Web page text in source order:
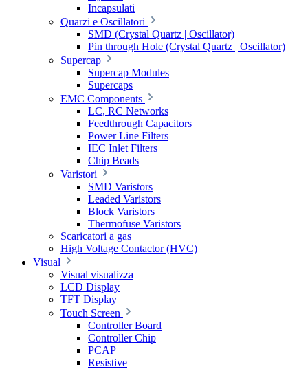
Incapsulati
Quarzi e Oscillatori
SMD (Crystal Quartz | Oscillator)
Pin through Hole (Crystal Quartz | Oscillator)
Supercap
Supercap Modules
Supercaps
EMC Components
LC, RC Networks
Feedthrough Capacitors
Power Line Filters
IEC Inlet Filters
Chip Beads
Varistori
SMD Varistors
Leaded Varistors
Block Varistors
Thermofuse Varistors
Scaricatori a gas
High Voltage Contactor (HVC)
Visual
Visual visualizza
LCD Display
TFT Display
Touch Screen
Controller Board
Controller Chip
PCAP
Resistive